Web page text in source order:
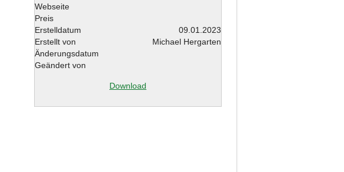
Webseite
Preis
Erstelldatum
09.01.2023
Erstellt von
Michael Hergarten
Änderungsdatum
Geändert von
Download